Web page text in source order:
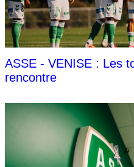
ASSE - VENISE : Les
rencontre